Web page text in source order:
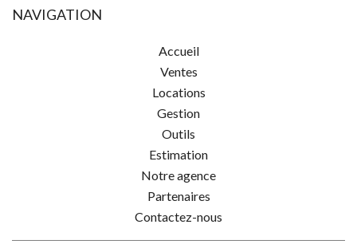
NAVIGATION
Accueil
Ventes
Locations
Gestion
Outils
Estimation
Notre agence
Partenaires
Contactez-nous